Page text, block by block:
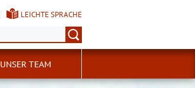
LEICHTE SPRACHE
UNSER TEAM